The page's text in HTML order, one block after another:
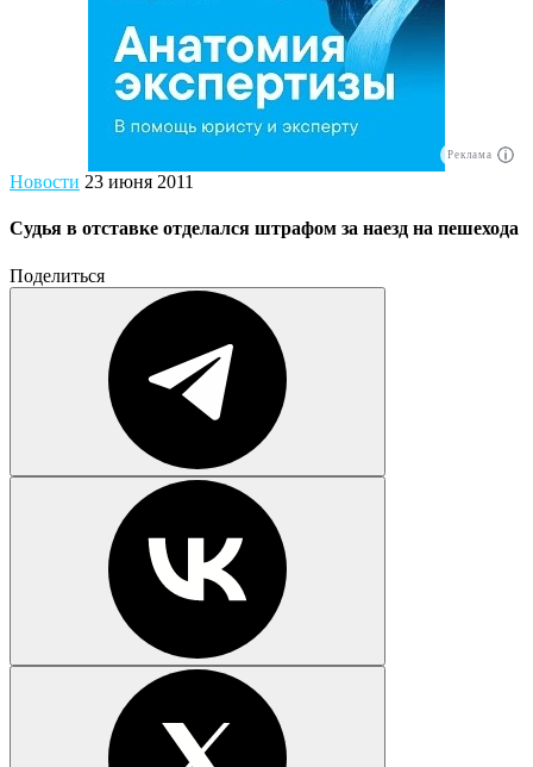
Реклама
Новости 23 июня 2011
Судья в отставке отделался штрафом за наезд на пешехода
Поделиться